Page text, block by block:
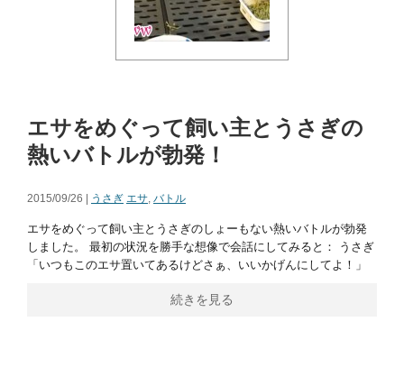
エサをめぐって飼い主とうさぎの
熱いバトルが勃発！
2015/09/26 | うさぎ エサ, バトル
エサをめぐって飼い主とうさぎのしょーもない熱いバトルが勃発
しました。 最初の状況を勝手な想像で会話にしてみると： うさぎ
「いつもこのエサ置いてあるけどさぁ、いいかげんにしてよ！」
続きを見る